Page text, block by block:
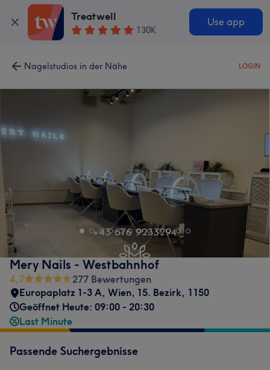
Treatwell
130K
Use app
Nagelstudios in der Nähe LOGIN
Mery Nails - Westbahnhof
4,7
277 Bewertungen
Europaplatz 1-3 A, Wien, 15. Bezirk, 1150
Geöffnet Heute: 09:00 - 20:30
Last Minute
Passende Suchergebnisse